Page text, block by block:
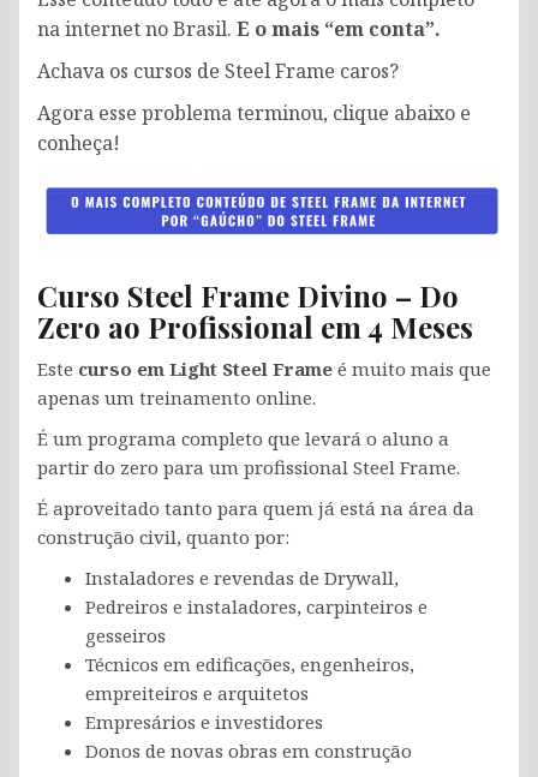
na internet no Brasil. E o mais “em conta”.
Achava os cursos de Steel Frame caros?
Agora esse problema terminou, clique abaixo e
conheça!
Curso Steel Frame Divino – Do
Zero ao Profissional em 4 Meses
Este curso em Light Steel Frame é muito mais que
apenas um treinamento online.
É um programa completo que levará o aluno a
partir do zero para um profissional Steel Frame.
É aproveitado tanto para quem já está na área da
construção civil, quanto por:
Instaladores e revendas de Drywall,
Pedreiros e instaladores, carpinteiros e
gesseiros
Técnicos em edificações, engenheiros,
empreiteiros e arquitetos
Empresários e investidores
Donos de novas obras em construção